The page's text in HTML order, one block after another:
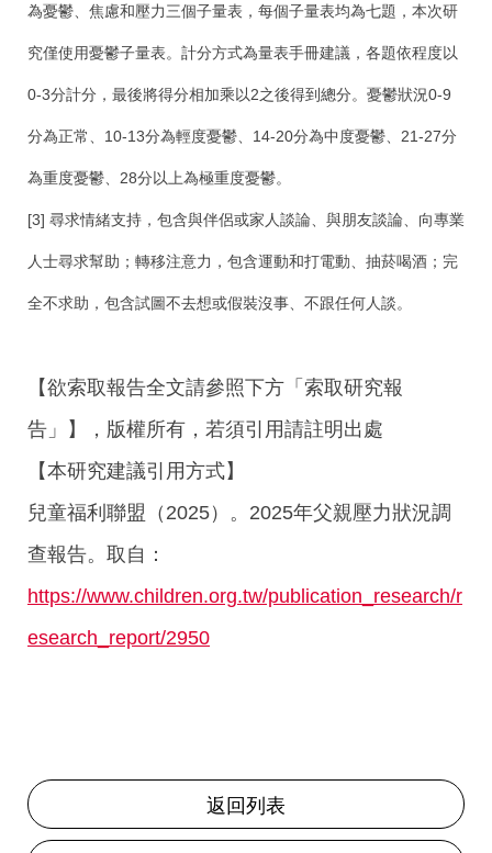
為憂鬱、焦慮和壓力三個子量表，每個子量表均為七題，本次研
究僅使用憂鬱子量表。計分方式為量表手冊建議，各題依程度以
0-3分計分，最後將得分相加乘以2之後得到總分。憂鬱狀況0-9
分為正常、10-13分為輕度憂鬱、14-20分為中度憂鬱、21-27分
為重度憂鬱、28分以上為極重度憂鬱。
[3] 尋求情緒支持，包含與伴侶或家人談論、與朋友談論、向專業
人士尋求幫助；轉移注意力，包含運動和打電動、抽菸喝酒；完
全不求助，包含試圖不去想或假裝沒事、不跟任何人談。
【欲索取報告全文請參照下方「索取研究報
告」】，版權所有，若須引用請註明出處
【本研究建議引用方式】
兒童福利聯盟（2025）。2025年父親壓力狀況調
查報告。取自：
https://www.children.org.tw/publication_research/r
esearch_report/2950
返回列表